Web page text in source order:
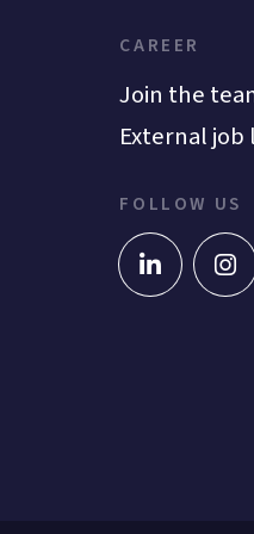
CAREER
Join the
External job
FOLLOW US